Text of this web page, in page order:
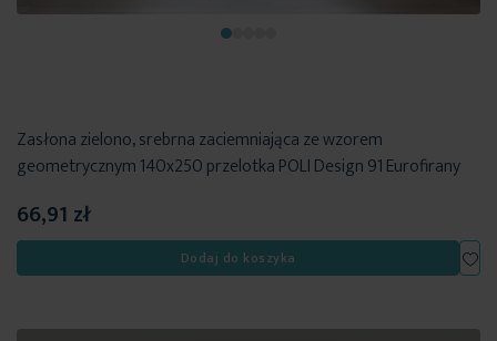
Zasłona zielono, srebrna zaciemniająca ze wzorem
geometrycznym 140x250 przelotka POLI Design 91 Eurofirany
66,91 zł
Dodaj do koszyka